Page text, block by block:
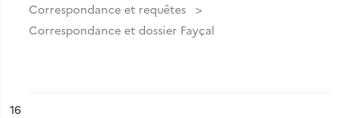
Correspondance et requêtes
Correspondance et dossier Fayçal
n°
16